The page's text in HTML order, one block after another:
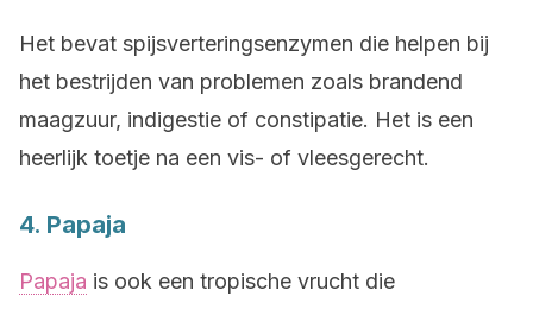
Het bevat spijsverteringsenzymen die helpen bij
het bestrijden van problemen zoals brandend
maagzuur, indigestie of constipatie. Het is een
heerlijk toetje na een vis- of vleesgerecht.
4. Papaja
Papaja is ook een tropische vrucht die